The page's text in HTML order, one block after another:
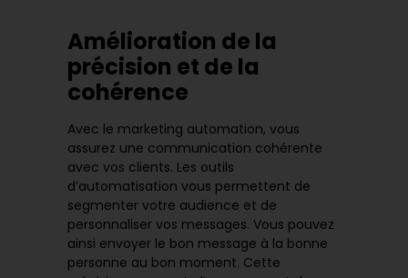
Amélioration de la
précision et de la
cohérence
Avec le marketing automation, vous
assurez une communication cohérente
avec vos clients. Les outils
d’automatisation vous permettent de
segmenter votre audience et de
personnaliser vos messages. Vous pouvez
ainsi envoyer le bon message à la bonne
personne au bon moment. Cette